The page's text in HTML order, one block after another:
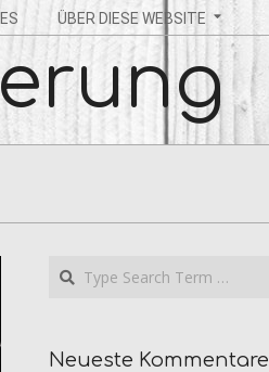
ÜBER DIESE WEBSITE
Search
Neueste Kommentare